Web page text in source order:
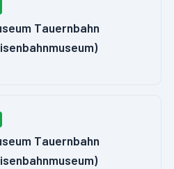
Tauernbahn
Tauernbahn